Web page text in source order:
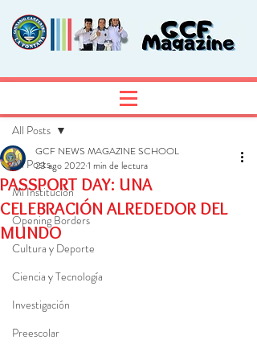
All Posts
Mi Institución
Opening Borders
Cultura y Deporte
Ciencia y Tecnología
Investigación
Preescolar
All Posts
PASSPORT DAY: UNA
CELEBRACIÓN ALREDEDOR DEL
MUNDO
GCF NEWS MAGAZINE SCHOOL
23 ago 20221 min de lectura